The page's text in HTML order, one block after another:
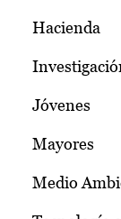
Hacienda
Jóvenes
Mayores
Medio